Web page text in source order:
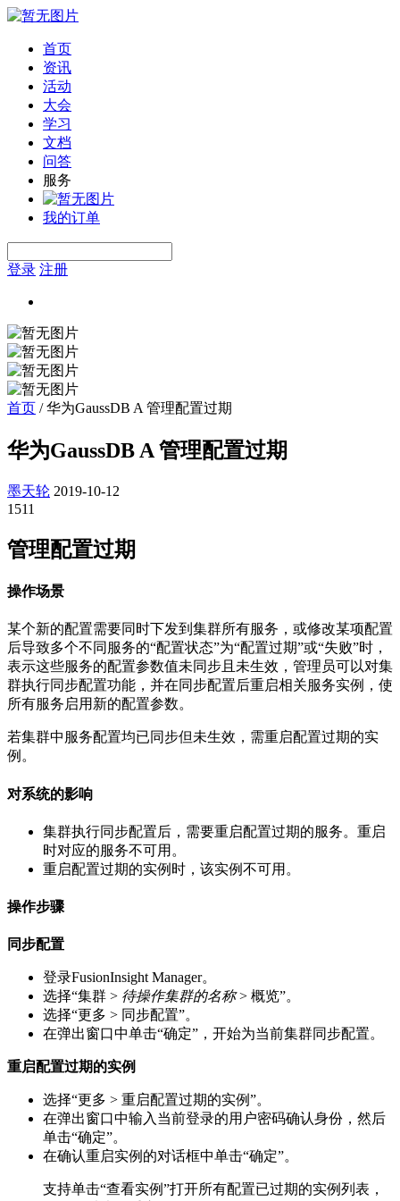
首页
资讯
活动
大会
学习
文档
问答
服务
我的订单
登录 注册
首页 /华为GaussDB A 管理配置过期
华为GaussDB A 管理配置过期
墨天轮 2019-10-12
1511
管理配置过期
操作场景
某个新的配置需要同时下发到集群所有服务，或修改某项配置
后导致多个不同服务的“配置状态”为“配置过期”或“失败”时，
表示这些服务的配置参数值未同步且未生效，管理员可以对集
群执行同步配置功能，并在同步配置后重启相关服务实例，使
所有服务启用新的配置参数。
若集群中服务配置均已同步但未生效，需重启配置过期的实
例。
对系统的影响
集群执行同步配置后，需要重启配置过期的服务。重启
时对应的服务不可用。
重启配置过期的实例时，该实例不可用。
操作步骤
同步配置
登录FusionInsight Manager。
选择“集群 > 待操作集群的名称> 概览”。
选择“更多 > 同步配置”。
在弹出窗口中单击“确定” ，开始为当前集群同步配置。
重启配置过期的实例
选择“更多 > 重启配置过期的实例”。
在弹出窗口中输入当前登录的用户密码确认身份，然后
单击“确定”。
在确认重启实例的对话框中单击“确定”。
支持单击“查看实例”打开所有配置已过期的实例列表，